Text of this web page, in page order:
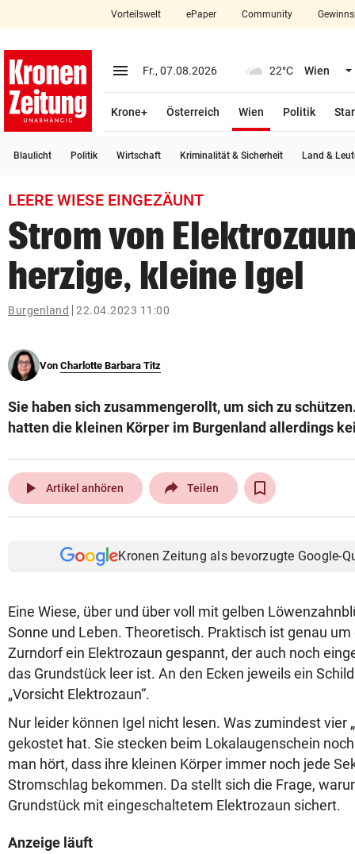
closeSchließen
account_circle Anmelden
arrow_right
search
Suchbegriff
eingeben
© Krone Multimedia GmbH & Co KG 2026
Vorteilswelt ePaper Community
menu Menü aufklappen
Fr., 07.08.2026 22°C Wien
Krone+ Österreich Wien
Politik
Blaulicht Politik Wirtschaft Kriminalität & Sicherheit Land &
LEERE WIESE EINGEZÄUNT
Strom von
herzige, kleine Igel
Burgenland 22.04.2023 11:00
Von Charlotte Barbara Titz
Sie haben sich zusammengerollt, um sich zu
hatten die kleinen Körper im Burgenland allerdings
play_arrow Artikel anhören Teilen
Kronen Zeitung als bevorzugte Google-
Eine Wiese, über und über voll mit gelben
Sonne und Leben. Theoretisch. Praktisch ist genau um
Zurndorf ein Elektrozaun gespannt, der auch noch
das Grundstück leer ist. An den Ecken jeweils ein
„Vorsicht Elektrozaun“.
Nur leider können Igel nicht lesen. Was zumindest vier
gekostet hat. Sie stecken beim Lokalaugenschein
man hört, dass ihre kleinen Körper immer noch jede
Stromschlag bekommen. Da stellt sich die Frage,
Grundstück mit eingeschaltetem Elektrozaun sichert.
Anzeige läuft